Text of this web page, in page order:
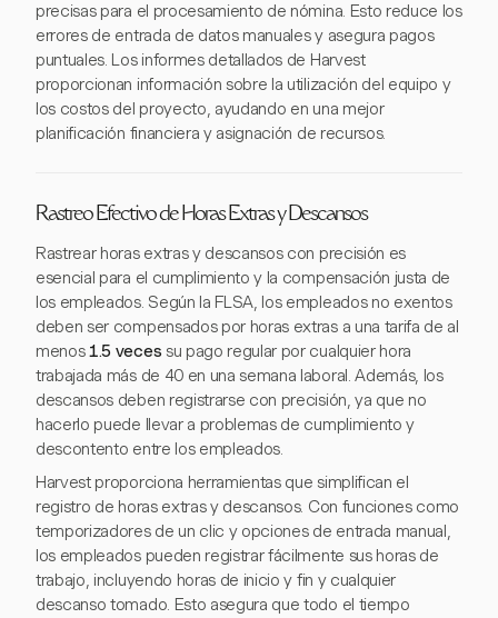
precisas para el procesamiento de nómina. Esto reduce los
errores de entrada de datos manuales y asegura pagos
puntuales. Los informes detallados de Harvest
proporcionan información sobre la utilización del equipo y
los costos del proyecto, ayudando en una mejor
planificación financiera y asignación de recursos.
Rastreo Efectivo de Horas Extras y Descansos
Rastrear horas extras y descansos con precisión es
esencial para el cumplimiento y la compensación justa de
los empleados. Según la FLSA, los empleados no exentos
deben ser compensados por horas extras a una tarifa de al
menos1.5 veces su pago regular por cualquier hora
trabajada más de 40 en una semana laboral. Además, los
descansos deben registrarse con precisión, ya que no
hacerlo puede llevar a problemas de cumplimiento y
descontento entre los empleados.
Harvest proporciona herramientas que simplifican el
registro de horas extras y descansos. Con funciones como
temporizadores de un clic y opciones de entrada manual,
los empleados pueden registrar fácilmente sus horas de
trabajo, incluyendo horas de inicio y fin y cualquier
descanso tomado. Esto asegura que todo el tiempo